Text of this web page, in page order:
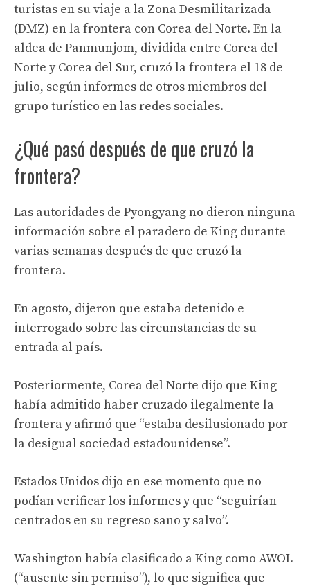
turistas en su viaje a la Zona Desmilitarizada
(DMZ) en la frontera con Corea del Norte. En la
aldea de Panmunjom, dividida entre Corea del
Norte y Corea del Sur, cruzó la frontera el 18 de
julio, según informes de otros miembros del
grupo turístico en las redes sociales.
¿Qué pasó después de que cruzó la
frontera?
Las autoridades de Pyongyang no dieron ninguna
información sobre el paradero de King durante
varias semanas después de que cruzó la
frontera.
En agosto, dijeron que estaba detenido e
interrogado sobre las circunstancias de su
entrada al país.
Posteriormente, Corea del Norte dijo que King
había admitido haber cruzado ilegalmente la
frontera y afirmó que “estaba desilusionado por
la desigual sociedad estadounidense”.
Estados Unidos dijo en ese momento que no
podían verificar los informes y que “seguirían
centrados en su regreso sano y salvo”.
Washington había clasificado a King como AWOL
(“ausente sin permiso”), lo que significa que